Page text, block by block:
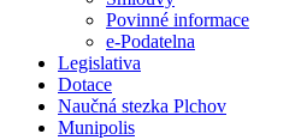
Povinné informace
e-Podatelna
Legislativa
Dotace
Naučná stezka Plchov
Munipolis